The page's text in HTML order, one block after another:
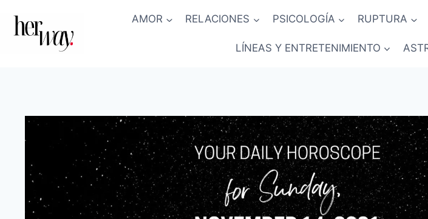
contenido
AMOR RELACIONES PSICOLOGÍA RUPTURA
LÍNEAS Y ENTRETENIMIENTO